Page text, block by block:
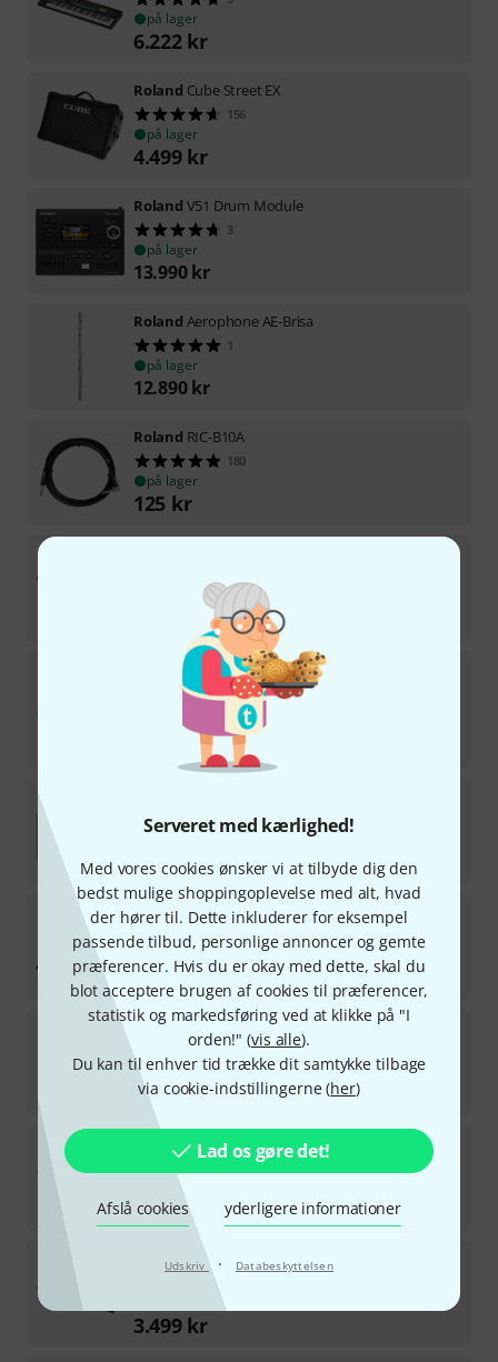
Serveret med kærlighed!
Med vores cookies ønsker vi at tilbyde dig den
bedst mulige shoppingoplevelse med alt, hvad
der hører til. Dette inkluderer for eksempel
passende tilbud, personlige annoncer og gemte
præferencer. Hvis du er okay med dette, skal du
blot acceptere brugen af cookies til præferencer,
statistik og markedsføring ved at klikke på "I
orden!" (vis alle).
Du kan til enhver tid trække dit samtykke tilbage
via cookie-indstillingerne (her)
Lad os gøre det!
Afslå cookies yderligere informationer
Udskriv · Databeskyttelsen
på lager
6.222 kr
Roland Cube Street EX
156
på lager
4.499 kr
Roland V51 Drum Module
3
på lager
13.990 kr
Roland Aerophone AE-Brisa
1
på lager
12.890 kr
Roland RIC-B10A
180
på lager
125 kr
Roland SPD-SX PRO Sampling Pad
149
på lager
kr
111
769kr
Roland VAD716-SW E-Drum Set
1
på lager
70.700 kr
RolandGO:KEYS 5 WH
15
på lager
3.499kr
Fantom-08
på lager
13.590kr
Roland GO:KEYS 5 GT
3.499 kr